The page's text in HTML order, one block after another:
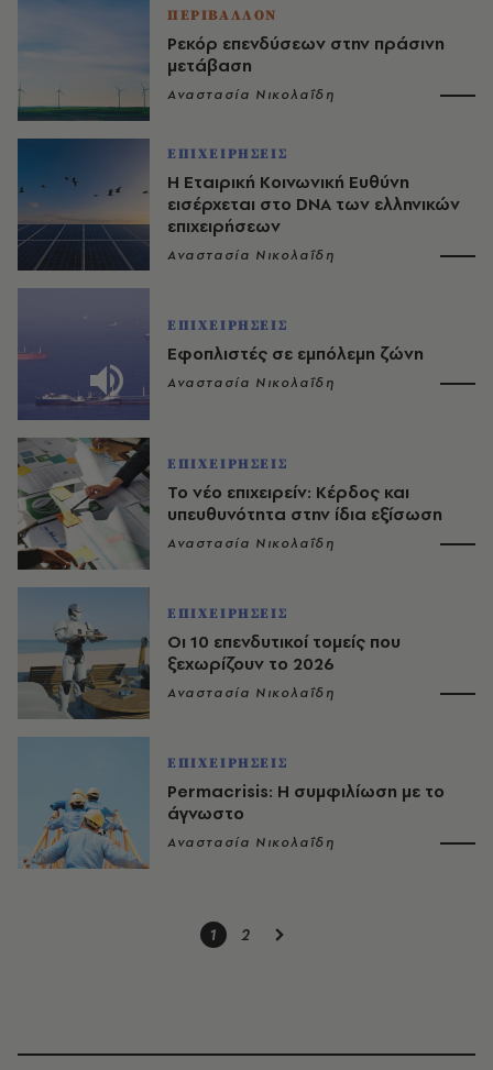
ΠΕΡΙΒΑΛΛΟΝ
Ρεκόρ επενδύσεων στην πράσινη
μετάβαση
Αναστασία Νικολαΐδη
ΕΠΙΧΕΙΡΗΣΕΙΣ
Η Εταιρική Κοινωνική Ευθύνη
εισέρχεται στο DNA των ελληνικών
επιχειρήσεων
Αναστασία Νικολαΐδη
ΕΠΙΧΕΙΡΗΣΕΙΣ
Εφοπλιστές σε εμπόλεμη ζώνη
Αναστασία Νικολαΐδη
ΕΠΙΧΕΙΡΗΣΕΙΣ
Το νέο επιχειρείν: Κέρδος και
υπευθυνότητα στην ίδια εξίσωση
Αναστασία Νικολαΐδη
ΕΠΙΧΕΙΡΗΣΕΙΣ
Οι 10 επενδυτικοί τομείς που
ξεχωρίζουν το 2026
Αναστασία Νικολαΐδη
ΕΠΙΧΕΙΡΗΣΕΙΣ
Permacrisis: Η συμφιλίωση με το
άγνωστο
Αναστασία Νικολαΐδη
1 2